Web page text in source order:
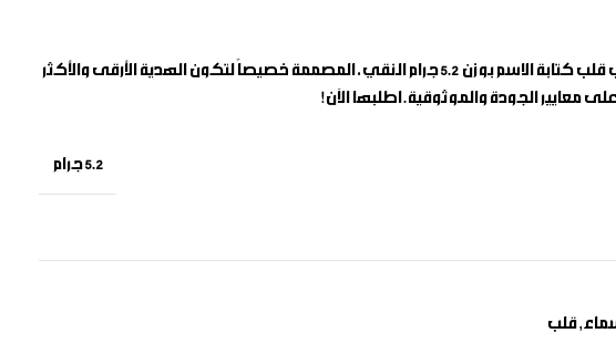
كتابة الاسم
بوزن 5.2 جرام النقي، المصممة خصيصاً لتكون الهدية الأرقى والأكثر
معايير الجودة والموثوقية. اطلبها الآن!
5.2 جرام
, قلب